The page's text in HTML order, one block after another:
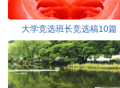
大学竞选班长竞选稿10篇